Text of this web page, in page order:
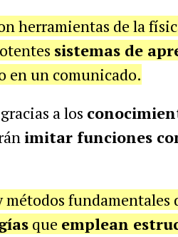
herramientas de la
sistemas de
en un comunicado.
a los
imitar funciones
métodos fundamentales
que emplean